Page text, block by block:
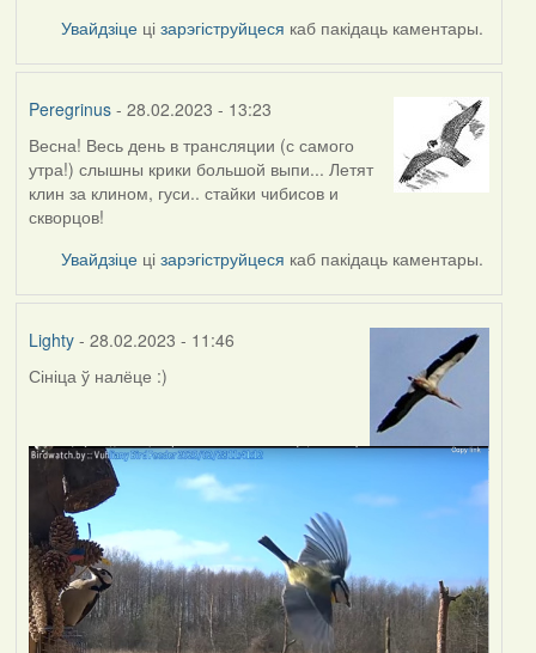
Увайдзіце цізарэгіструйцеся каб пакідаць каментары.
Peregrinus- 28.02.2023 - 13:23
Весна! Весь день в трансляции (с самого
утра!) слышны крики большой выпи... Летят
клин за клином, гуси.. стайки чибисов и
скворцов!
Увайдзіце цізарэгіструйцеся каб пакідаць каментары.
Lighty- 28.02.2023 - 11:46
Сініца ў налёце :)